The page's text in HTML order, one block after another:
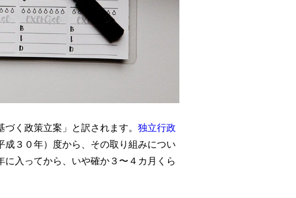
く政策立案」と訳されます。 独立行政
３０年）度から、その取り組みについ
入ってから、いや確か３〜４カ月くら